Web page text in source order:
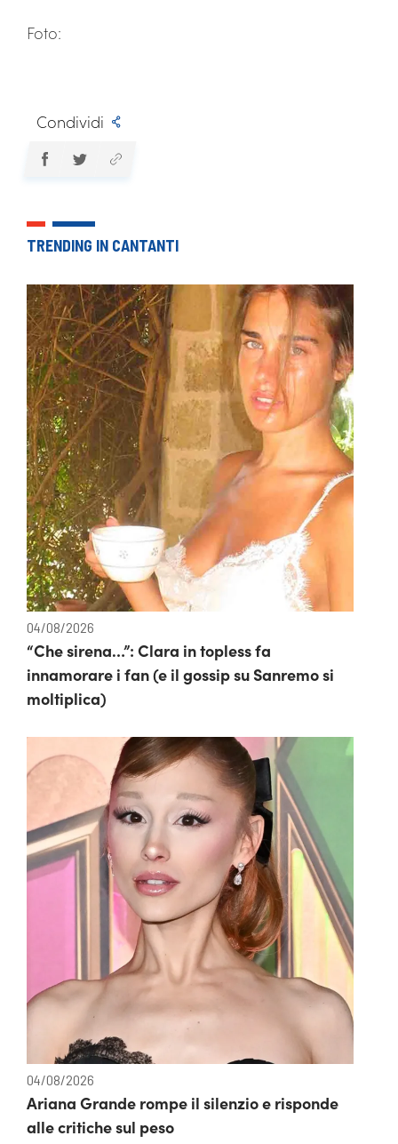
Foto:
Condividi
TRENDING IN CANTANTI
04/08/2026
“Che sirena…”: Clara in topless fa
innamorare i fan (e il gossip su Sanremo si
moltiplica)
04/08/2026
Ariana Grande rompe il silenzio e risponde
alle critiche sul peso